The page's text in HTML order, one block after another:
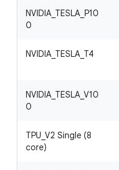
NVIDIA_TESLA_P10
0
NVIDIA_TESLA_T4
NVIDIA_TESLA_V10
0
TPU_V2 Single (8
core)